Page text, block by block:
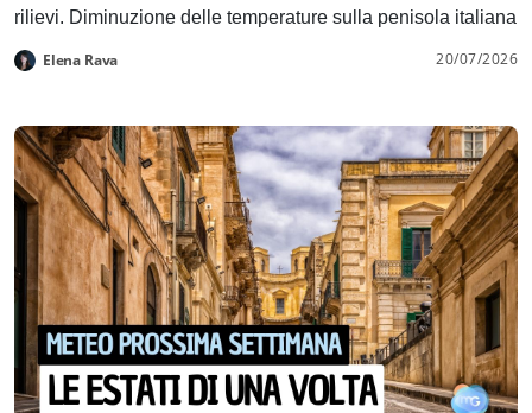
rilievi. Diminuzione delle temperature sulla penisola italiana
Elena Rava 20/07/2026